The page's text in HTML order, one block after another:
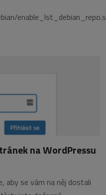
na WordPressu
aby se vám na něj dostali